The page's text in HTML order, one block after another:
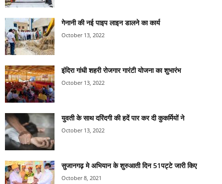
गेनानी की नई पाइप लाइन डालने का कार्य
October 13, 2022
इंदिरा गांधी शहरी रोजगार गारंटी योजना का शुभारंभ
October 13, 2022
युवती के साथ दरिंदगी की हदें पार कर दी कुकर्मियों ने
October 13, 2022
सुजानगढ़ मे अभियान के शुरुआती दिन 51पट्टे जारी किए
October 8, 2021